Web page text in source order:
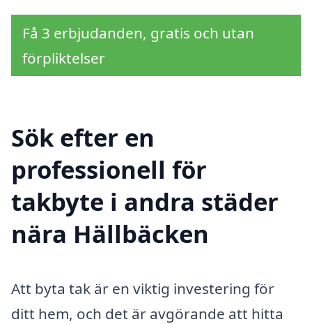
Få 3 erbjudanden, gratis och utan
förpliktelser
Sök efter en
professionell för
takbyte i andra städer
nära Hällbäcken
Att byta tak är en viktig investering för
ditt hem, och det är avgörande att hitta